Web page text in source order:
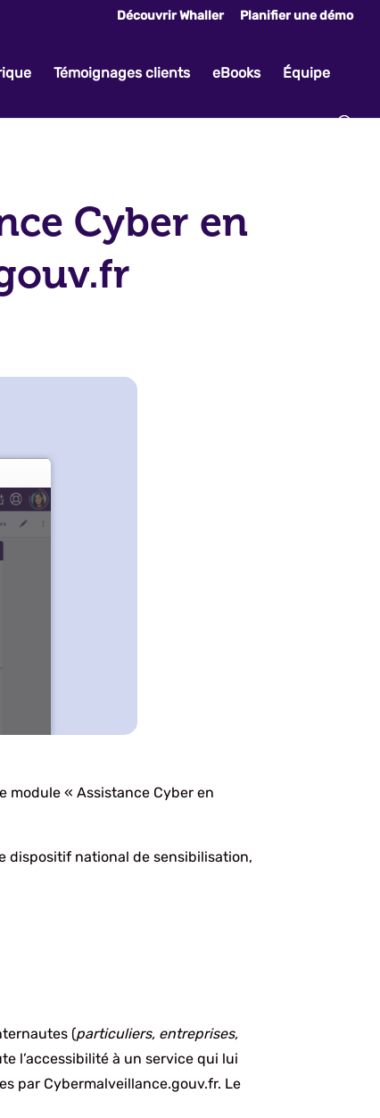
Découvrir Whaller Planifier une démo
Témoignages clients eBooks Équipe
Cyber en
module « Assistance Cyber en
dispositif national de sensibilisation,
(particuliers, entreprises,
l’accessibilité à un service qui lui
par Cybermalveillance.gouv.fr. Le